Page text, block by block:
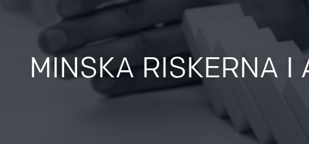
MINSKA RISKERNA I